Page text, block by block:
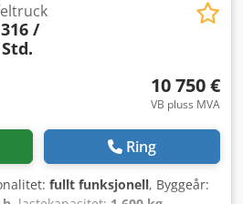
/
10 750 €
VB pluss MVA
Ring
fullt funksjonell, Byggeår: